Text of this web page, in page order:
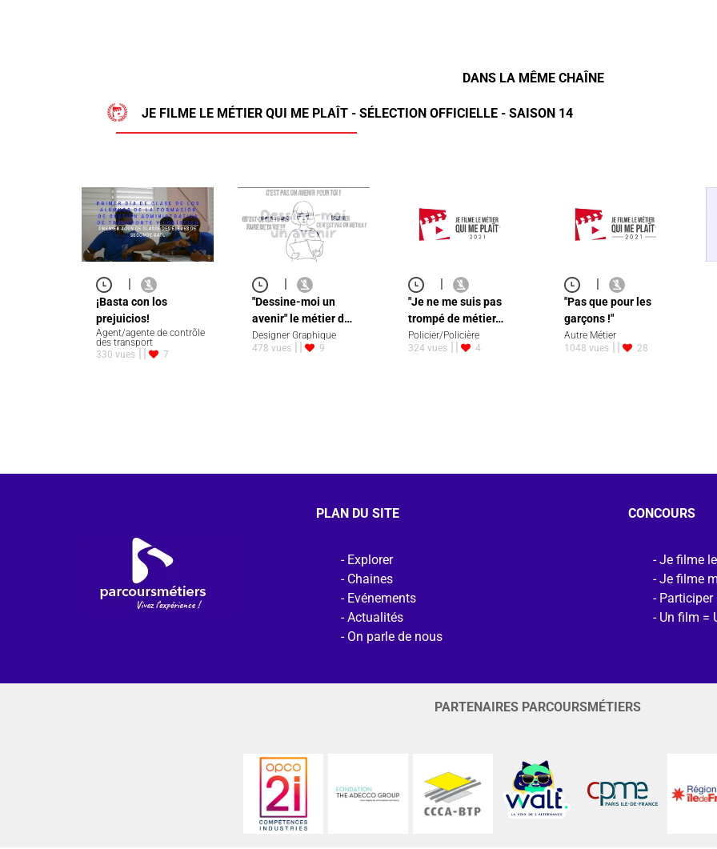
DANS LA MÊME CHAÎNE
JE FILME LE MÉTIER QUI ME PLAÎT - SÉLECTION OFFICIELLE - SAISON 14
¡Basta con los
prejuicios!
Agent/agente de contrôle
des transport
330 vues
7
"Dessine-moi un
avenir" le métier d…
Designer Graphique
478 vues
9
"Je ne me suis pas
trompé de métier…
Policier/Policière
324 vues
4
"Pas que pour les
garçons !"
Autre Métier
1048 vues
28
PLAN DU SITE
Explorer
Chaines
Evénements
Actualités
On parle de nous
CONCOURS
Je filme
Je filme
Participer
Un film =
PARTENAIRES PARCOURSMÉTIERS